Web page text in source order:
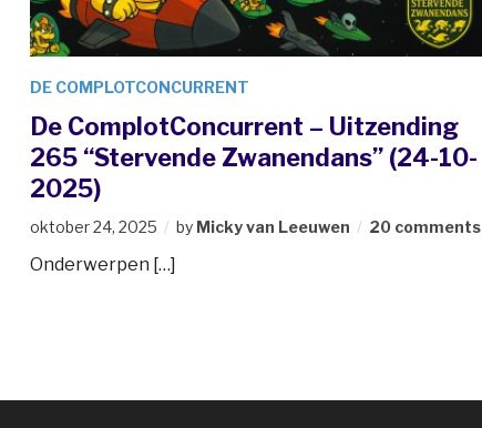
DE COMPLOTCONCURRENT
De ComplotConcurrent – Uitzending
265 “Stervende Zwanendans” (24-10-
2025)
oktober 24, 2025 by Micky van Leeuwen 20 comments
Onderwerpen […]